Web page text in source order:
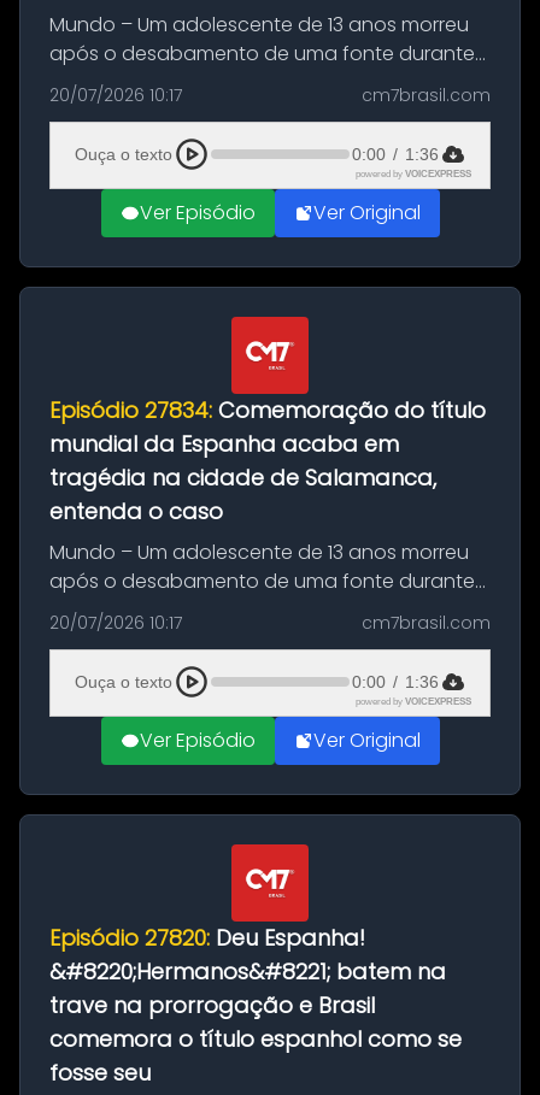
Mundo – Um adolescente de 13 anos morreu
após o desabamento de uma fonte durante
as comemorações pelo título da Copa do
Mundo conquistado pela Espanha, em
Ciudad Rodrigo, na província de Salamanca,
no...
20/07/2026 10:17 cm7brasil.com
Ouça o texto 0:00 / 1:36
powered by VOICEXPRESS
Ver Episódio Ver Original
Episódio 27834: Comemoração do título
mundial da Espanha acaba em
tragédia na cidade de Salamanca,
entenda o caso
Mundo – Um adolescente de 13 anos morreu
após o desabamento de uma fonte durante
as comemorações pelo título da Copa do
Mundo conquistado pela Espanha, em
Ciudad Rodrigo, na província de Salamanca,
no...
20/07/2026 10:17 cm7brasil.com
Ouça o texto 0:00 / 1:36
powered by VOICEXPRESS
Ver Episódio Ver Original
Episódio 27820: Deu Espanha!
&#8220;Hermanos&#8221; batem na
trave na prorrogação e Brasil
comemora o título espanhol como se
fosse seu